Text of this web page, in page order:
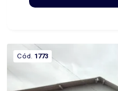
estar aconchegante
ótima localização.
Cód. 1773